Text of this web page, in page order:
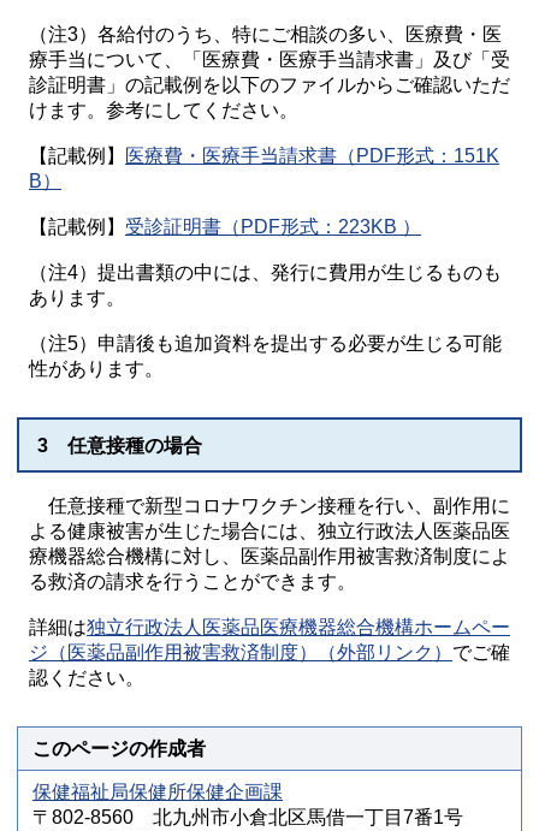
（注3）各給付のうち、特にご相談の多い、医療費・医
療手当について、「医療費・医療手当請求書」及び「受
診証明書」の記載例を以下のファイルからご確認いただ
けます。参考にしてください。
【記載例】
医療費・医療手当請求書（PDF形式：151K
B）
【記載例】 受診証明書（PDF形式：223KB ）
（注4）提出書類の中には、発行に費用が生じるものも
あります。
（注5）申請後も追加資料を提出する必要が生じる可能
性があります。
3 任意接種の場合
任意接種で新型コロナワクチン接種を行い、副作用に
よる健康被害が生じた場合には、独立行政法人医薬品医
療機器総合機構に対し、医薬品副作用被害救済制度によ
る救済の請求を行うことができます。
詳細は独立行政法人医薬品医療機器総合機構ホームペー
ジ（医薬品副作用被害救済制度）（外部リンク） でご確
認ください。
このページの作成者
保健福祉局保健所保健企画課
〒802-8560 北九州市小倉北区馬借一丁目7番1号